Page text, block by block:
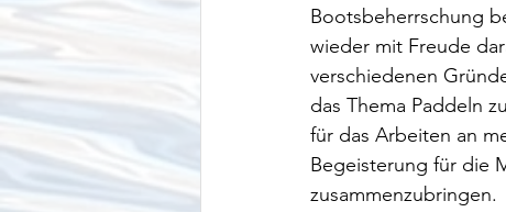
Bootsbeherrschung
wieder mit Freude
verschiedenen
das Thema Paddeln
für das Arbeiten an
Begeisterung für die
zusammenzubringen.